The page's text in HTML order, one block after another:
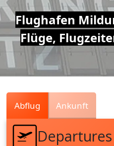
Air
Traffic
Live
Flughafen
Flüge,
Abflug Ankunft